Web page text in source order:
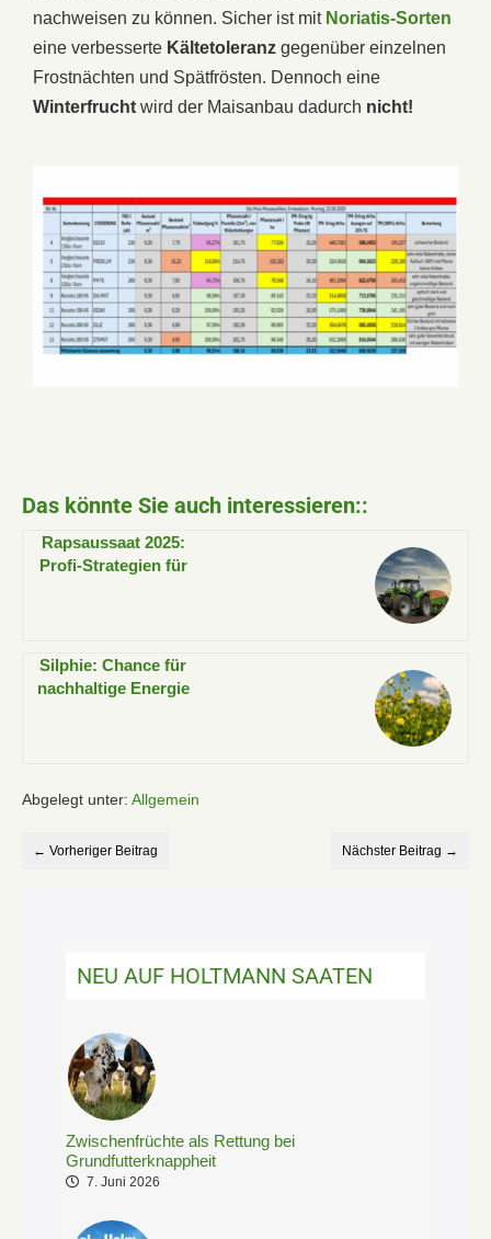
nachweisen zu können. Sicher ist mit Noriatis-Sorten
eine verbesserte Kältetoleranz gegenüber einzelnen
Frostnächten und Spätfrösten. Dennoch eine
Winterfrucht wird der Maisanbau dadurch nicht!
Das könnte Sie auch interessieren::
Rapsaussaat 2025:
Profi-Strategien für
Silphie: Chance für
nachhaltige Energie
Abgelegt unter: Allgemein
← Vorheriger Beitrag Nächster Beitrag →
NEU AUF HOLTMANN SAATEN
Zwischenfrüchte als Rettung bei
Grundfutterknappheit
7. Juni 2026